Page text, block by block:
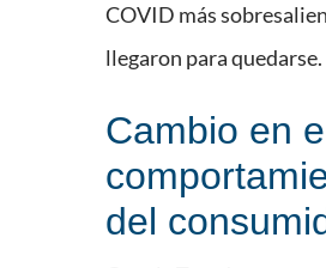
COVID más
llegaron para quedarse.
Cambio en
del